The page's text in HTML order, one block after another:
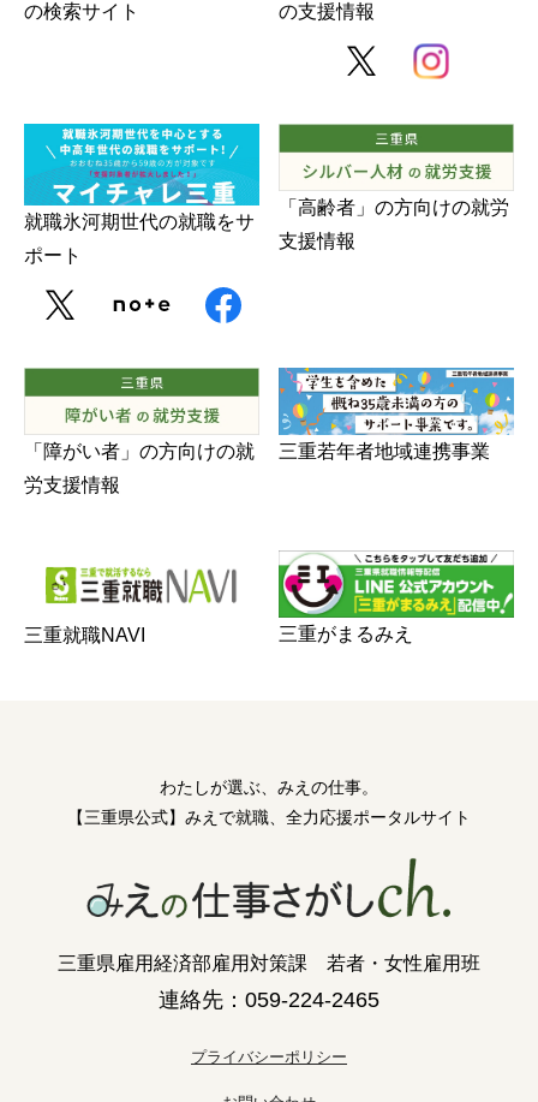
の検索サイト
の支援情報
就職氷河期世代の就職をサ
ポート
「高齢者」の方向けの就労
支援情報
「障がい者」の方向けの就
労支援情報
三重若年者地域連携事業
三重就職NAVI 三重がまるみえ
わたしが選ぶ、みえの仕事。
【三重県公式】みえで就職、全力応援ポータルサイト
三重県雇用経済部雇用対策課 若者・女性雇用班
連絡先：059-224-2465
プライバシーポリシー